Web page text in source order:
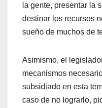
la gente, presentar la
destinar los recursos
sueño de muchos de
Asimismo, el
mecanismos
subsidiado en esta
caso de no lograrlo,